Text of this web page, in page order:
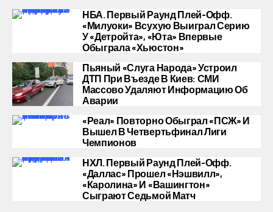
НБА. Первый Раунд Плей-Офф.
«Милуоки» Всухую Выиграл Серию
У «Детройта», «Юта» Впервые
Обыграла «Хьюстон»
Пьяный «слуга Народа» Устроил
ДТП При Въезде В Киев: СМИ
Массово Удаляют Информацию Об
Аварии
«Реал» Повторно Обыграл «ПСЖ» И
Вышел В Четвертьфинал Лиги
Чемпионов
НХЛ. Первый Раунд Плей-Офф.
«Даллас» Прошел «Нэшвилл»,
«Каролина» И «Вашингтон»
Сыграют Седьмой Матч